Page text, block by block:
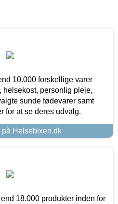
10.000 forskellige varer
personlig pleje,
sunde fødevarer samt
for at se deres udvalg.
på Helsebixen.dk
18.000 produkter inden for